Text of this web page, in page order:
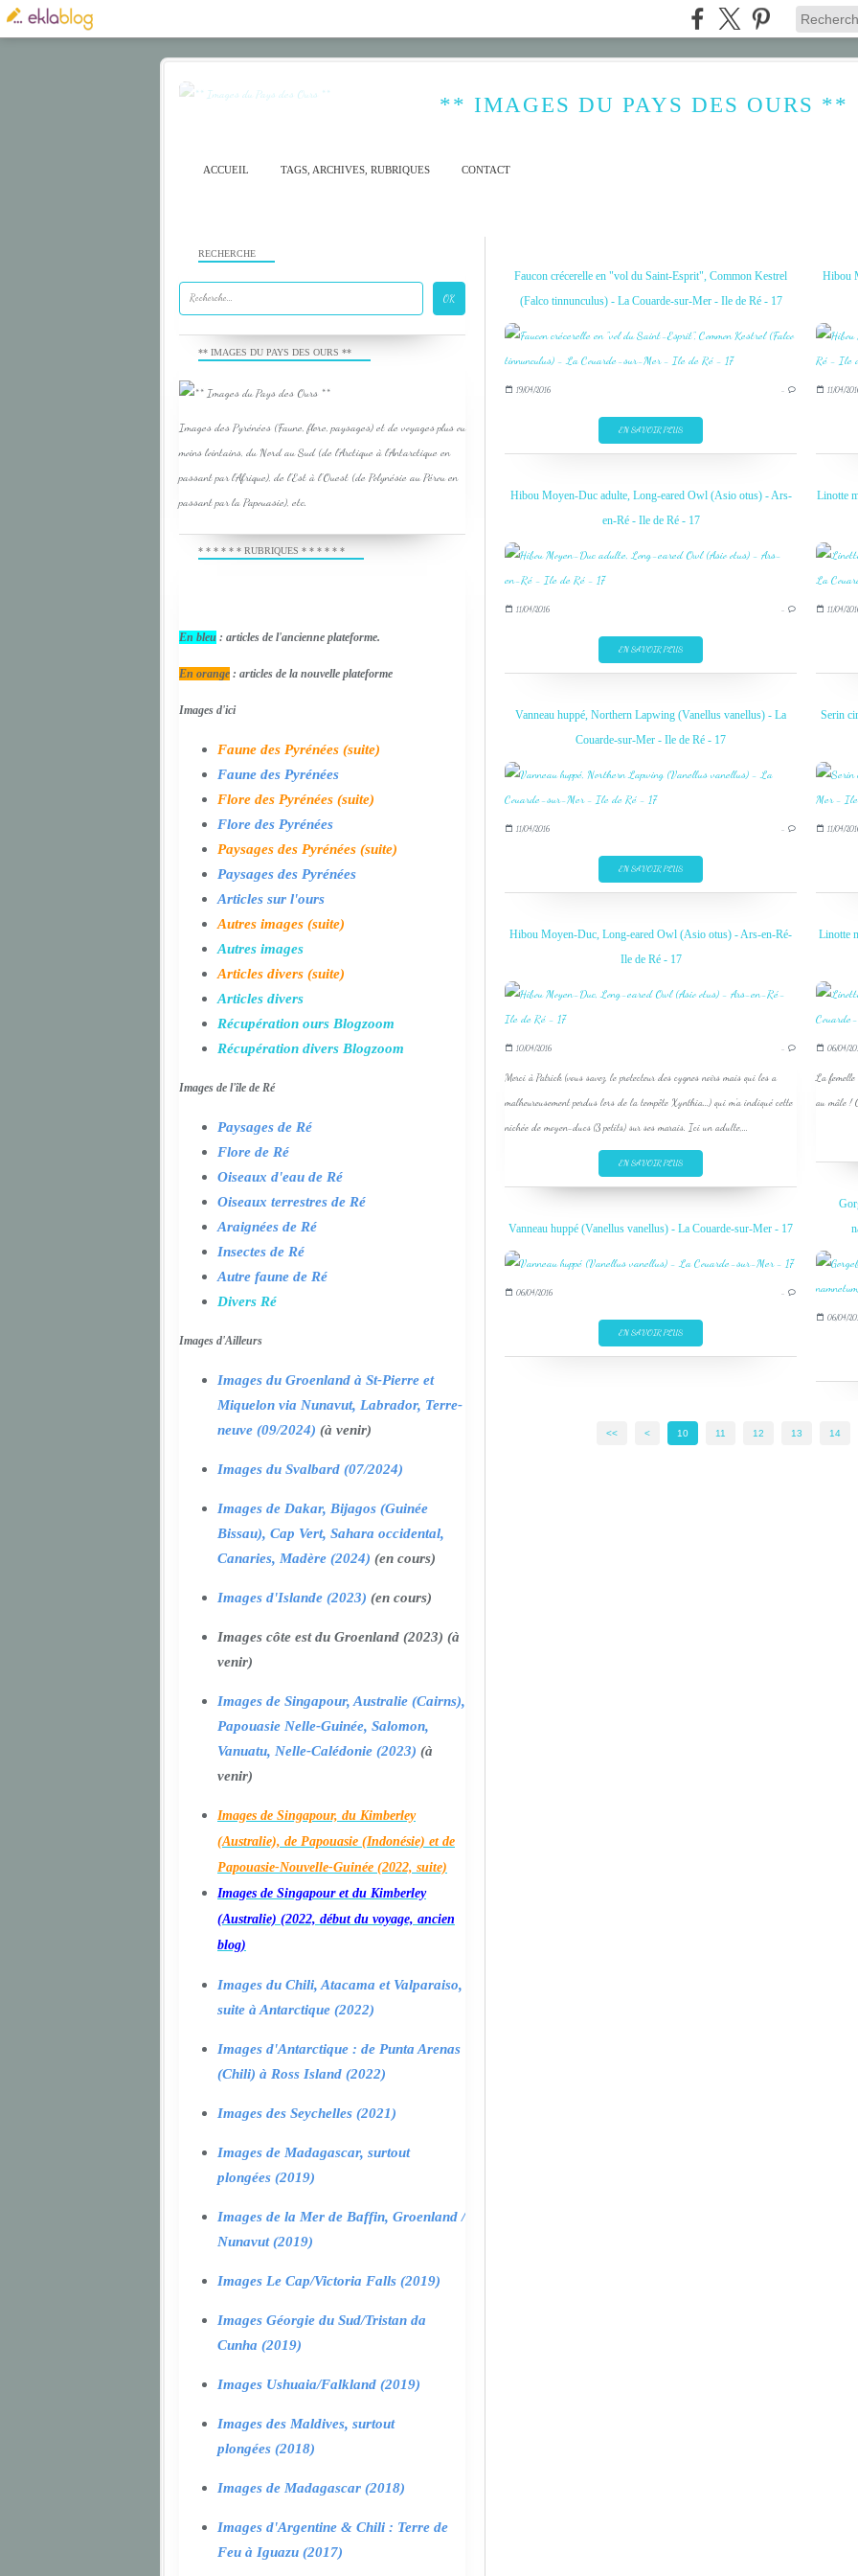
** IMAGES DU PAYS DES OURS **
ACCUEIL TAGS, ARCHIVES, RUBRIQUES CONTACT
Faucon crécerelle en "vol du Saint-Esprit", Common Kestrel
(Falco tinnunculus) - La Couarde-sur-Mer - Ile de Ré - 17
19/04/2016 …
EN SAVOIR PLUS
Hibou
11/04/
Hibou Moyen-Duc adulte, Long-eared Owl (Asio otus) - Ars-
en-Ré - Ile de Ré - 17
11/04/2016 …
EN SAVOIR PLUS
Linotte
11/04/
Vanneau huppé, Northern Lapwing (Vanellus vanellus) - La
Couarde-sur-Mer - Ile de Ré - 17
11/04/2016 …
EN SAVOIR PLUS
Serin
11/04/
Hibou Moyen-Duc, Long-eared Owl (Asio otus) - Ars-en-Ré-
Ile de Ré - 17
10/04/2016 …
Merci à Patrick (vous savez, le protecteur des cygnes noirs mais qui les a
malheureusement perdus lors de la tempête Xynthia...) qui m'a indiqué cette
nichée de moyen-ducs (3 petits) sur ses marais. Ici un adulte,...
EN SAVOIR PLUS
Linotte
06/04/
La femelle
au mâle !
06/04/
Vanneau huppé (Vanellus vanellus) - La Couarde-sur-Mer - 17
06/04/2016 …
EN SAVOIR PLUS
<< < 10 11 12 13 14
RECHERCHE
** IMAGES DU PAYS DES OURS **
Images des Pyrénées (Faune, flore, paysages) et de voyages plus ou
moins lointains, du Nord au Sud (de l'Arctique à l'Antarctique en
passant par l'Afrique), de l'Est à l'Ouest (de Polynésie au Pérou en
passant par la Papouasie), etc.
* * * * * * RUBRIQUES * * * * * *
En bleu : articles de l'ancienne plateforme.
En orange : articles de la nouvelle plateforme
Images d'ici
Faune des Pyrénées (suite)
Faune des Pyrénées
Flore des Pyrénées (suite)
Flore des Pyrénées
Paysages des Pyrénées (suite)
Paysages des Pyrénées
Articles sur l'ours
Autres images (suite)
Autres images
Articles divers (suite)
Articles divers
Récupération ours Blogzoom
Récupération divers Blogzoom
Images de l'île de Ré
Paysages de Ré
Flore de Ré
Oiseaux d'eau de Ré
Oiseaux terrestres de Ré
Araignées de Ré
Insectes de Ré
Autre faune de Ré
Divers Ré
Images d'Ailleurs
Images du Groenland à St-Pierre et
Miquelon via Nunavut, Labrador, Terre-
neuve (09/2024) (à venir)
Images du Svalbard (07/2024)
Images de Dakar, Bijagos (Guinée
Bissau), Cap Vert, Sahara occidental,
Canaries, Madère (2024) (en cours)
Images d'Islande (2023) (en cours)
Images côte est du Groenland (2023) (à
venir)
Images de Singapour, Australie (Cairns),
Papouasie Nelle-Guinée, Salomon,
Vanuatu, Nelle-Calédonie (2023) (à
venir)
Images de Singapour, du Kimberley
(Australie), de Papouasie (Indonésie) et de
Papouasie-Nouvelle-Guinée (2022, suite)
Images de Singapour et du Kimberley
(Australie) (2022, début du voyage, ancien
blog)
Images du Chili, Atacama et Valparaiso,
suite à Antarctique (2022)
Images d'Antarctique : de Punta Arenas
(Chili) à Ross Island (2022)
Images des Seychelles (2021)
Images de Madagascar, surtout
plongées (2019)
Images de la Mer de Baffin, Groenland /
Nunavut (2019)
Images Le Cap/Victoria Falls (2019)
Images Géorgie du Sud/Tristan da
Cunha (2019)
Images Ushuaia/Falkland (2019)
Images des Maldives, surtout
plongées (2018)
Images de Madagascar (2018)
Images d'Argentine & Chili : Terre de
Feu à Iguazu (2017)